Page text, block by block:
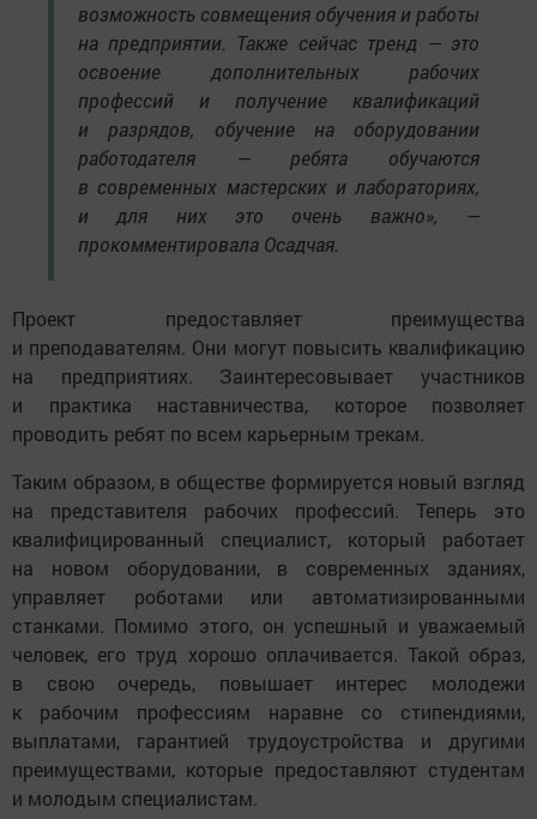
возможность совмещения обучения и работы
на предприятии. Также сейчас тренд — это
освоение дополнительных рабочих
профессий и получение квалификаций
и разрядов, обучение на оборудовании
работодателя — ребята обучаются
в современных мастерских и лабораториях,
и для них это очень важно», —
прокомментировала Осадчая.
Проект предоставляет преимущества
и преподавателям. Они могут повысить квалификацию
на предприятиях. Заинтересовывает участников
и практика наставничества, которое позволяет
проводить ребят по всем карьерным трекам.
Таким образом, в обществе формируется новый взгляд
на представителя рабочих профессий. Теперь это
квалифицированный специалист, который работает
на новом оборудовании, в современных зданиях,
управляет роботами или автоматизированными
станками. Помимо этого, он успешный и уважаемый
человек, его труд хорошо оплачивается. Такой образ,
в свою очередь, повышает интерес молодежи
к рабочим профессиям наравне со стипендиями,
выплатами, гарантией трудоустройства и другими
преимуществами, которые предоставляют студентам
и молодым специалистам.